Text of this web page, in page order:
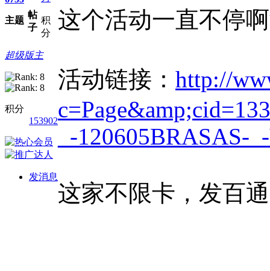
主题
帖
子
积
分
超级版主
积分
153902
发消息
这个活动一直不停
活动链接： http://
_-120605BRASAS-
这家不限卡，发百